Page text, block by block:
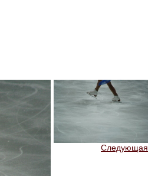
Следующая